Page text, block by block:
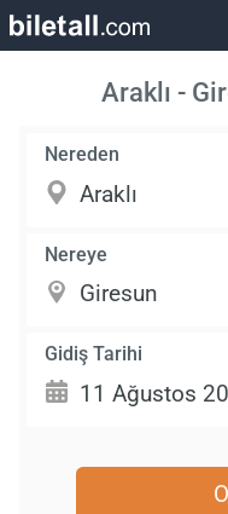
Araklı -
Nereden
Nereye
Gidiş Tarihi